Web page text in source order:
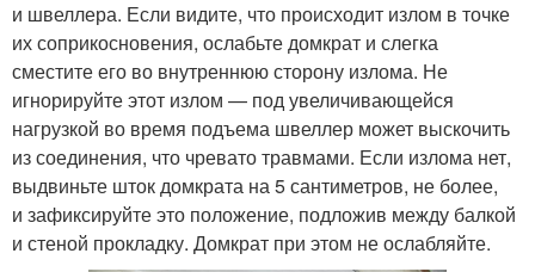
и швеллера. Если видите, что происходит излом в точке
их соприкосновения, ослабьте домкрат и слегка
сместите его во внутреннюю сторону излома. Не
игнорируйте этот излом — под увеличивающейся
нагрузкой во время подъема швеллер может выскочить
из соединения, что чревато травмами. Если излома нет,
выдвиньте шток домкрата на 5 сантиметров, не более,
и зафиксируйте это положение, подложив между балкой
и стеной прокладку. Домкрат при этом не ослабляйте.